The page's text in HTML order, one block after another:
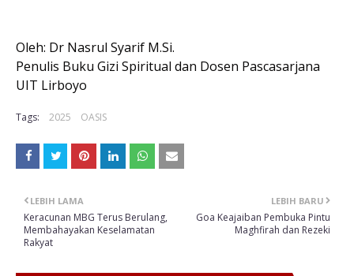
Oleh: Dr Nasrul Syarif M.Si.
Penulis Buku Gizi Spiritual dan Dosen Pascasarjana
UIT Lirboyo
Tags: 2025 OASIS
LEBIH BARU
Goa Keajaiban Pembuka Pintu
Maghfirah dan Rezeki
LEBIH LAMA
Keracunan MBG Terus Berulang,
Membahayakan Keselamatan
Rakyat